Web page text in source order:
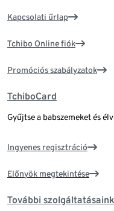
Kapcsolati űrlap
Tchibo Online fiók
Promóciós szabályzatok
TchiboCard
Gyűjtse a babszemeket és
Ingyenes regisztráció
Előnyök megtekintése
További szolgáltatásaink